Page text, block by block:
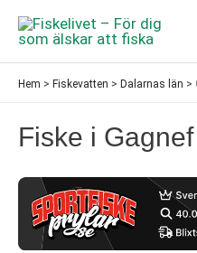
Hoppa
innehåll
Hem > Fiskevatten > Dalarnas län >
Fiske i